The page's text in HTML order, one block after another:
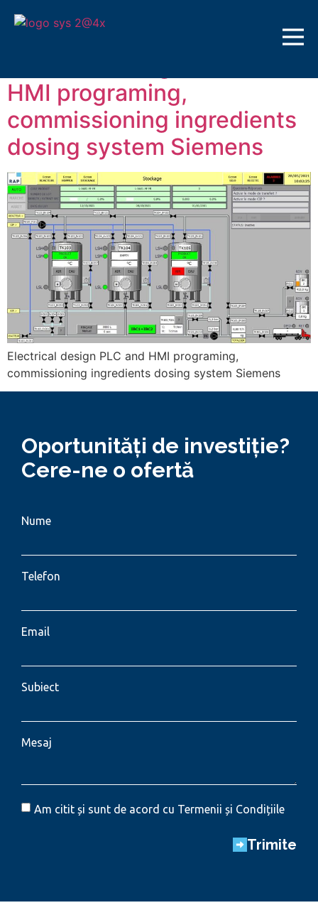
Etichetă:
HMI programing,
commissioning ingredients
dosing system Siemens
Electrical design PLC and HMI programing,
commissioning ingredients dosing system Siemens
Oportunități de investiție?
Cere-ne o ofertă
Nume
Telefon
Email
Subiect
Mesaj
Am citit și sunt de acord cu Termenii și Condițiile
Trimite